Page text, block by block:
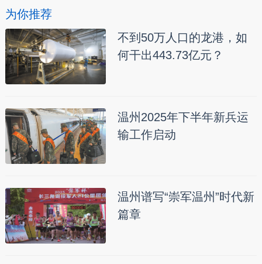
为你推荐
不到50万人口的龙港，如
何干出443.73亿元？
温州2025年下半年新兵运
输工作启动
温州谱写“崇军温州”时代新
篇章